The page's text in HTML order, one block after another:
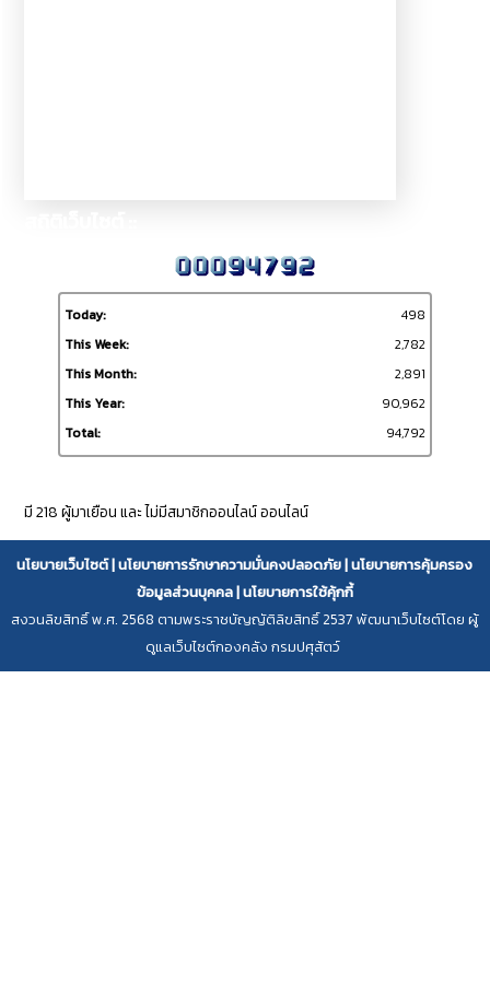
Today:
498
This Week:
2,782
This Month:
2,891
This Year:
90,962
Total:
94,792
มี 218 ผู้มาเยือน และ ไม่มีสมาชิกออนไลน์ ออนไลน์
นโยบายเว็บไซต์|นโยบายการรักษาความมั่นคงปลอดภัย|นโยบายการคุ้มครอง
ข้อมูลส่วนบุคคล|นโยบายการใช้คุ้กกี้
สงวนลิขสิทธิ์ พ.ศ. 2568 ตามพระราชบัญญัติลิขสิทธิ์ 2537 พัฒนาเว็บไซต์โดย ผู้
ดูแลเว็บไซต์กองคลัง กรมปศุสัตว์